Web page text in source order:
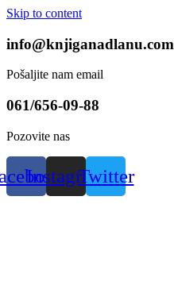
Skip to content
info@knjiganadlanu.com
Pošaljite nam email
061/656-09-88
Pozovite nas
InstagramTwitter